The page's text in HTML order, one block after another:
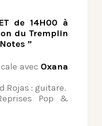
de 14H00 à
du Tremplin
”
avec Oxana
Rojas : guitare.
Pop &